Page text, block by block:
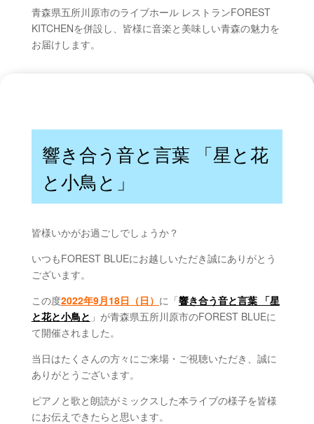
青森県五所川原市のライブホール レストランFOREST
KITCHENを併設し、皆様に音楽と美味しい青森の魅力を
お届けします。
響き合う音と言葉 「星と花
と小鳥と」
皆様いかがお過ごしでしょうか？
いつもFOREST BLUEにお越しいただき誠にありがとう
ございます。
この度2022年9月18日（日） に「響き合う音と言葉 「星
と花と小鳥と 」が青森県五所川原市のFOREST BLUEに
て開催されました。
当日はたくさんの方々にご来場・ ご視聴いただき、誠に
ありがとうございます。
ピアノと歌と朗読がミックスした本ライブの様子を皆様
にお伝えできたらと思います。